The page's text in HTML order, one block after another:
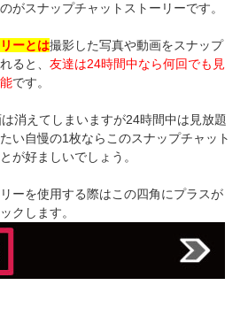
がスナップチャットストーリーです。
ーとは撮影した写真や動画をスナップ
ると、友達は24時間中なら何回でも見
です。
消えてしまいますが24時間中は見放題
い自慢の1枚ならこのスナップチャット
が好ましいでしょう。
ーを使用する際はこの四角にプラスが
クします。